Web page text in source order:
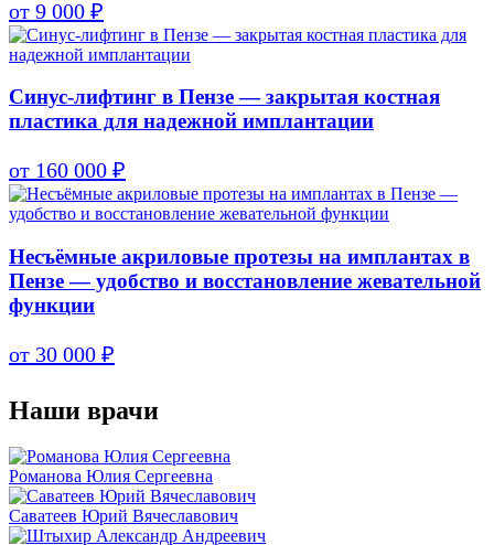
от 9 000 ₽
Синус-лифтинг в Пензе — закрытая костная
пластика для надежной имплантации
от 160 000 ₽
Несъёмные акриловые протезы на имплантах в
Пензе — удобство и восстановление жевательной
функции
от 30 000 ₽
Наши врачи
Романова Юлия Сергеевна
Саватеев Юрий Вячеславович